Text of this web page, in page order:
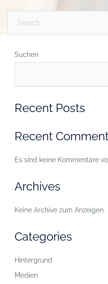
Suchen
Recent Posts
Recent
Es sind keine Kommentare
Archives
Keine Archive zum Anzeigen.
Categories
Hintergrund
Medien